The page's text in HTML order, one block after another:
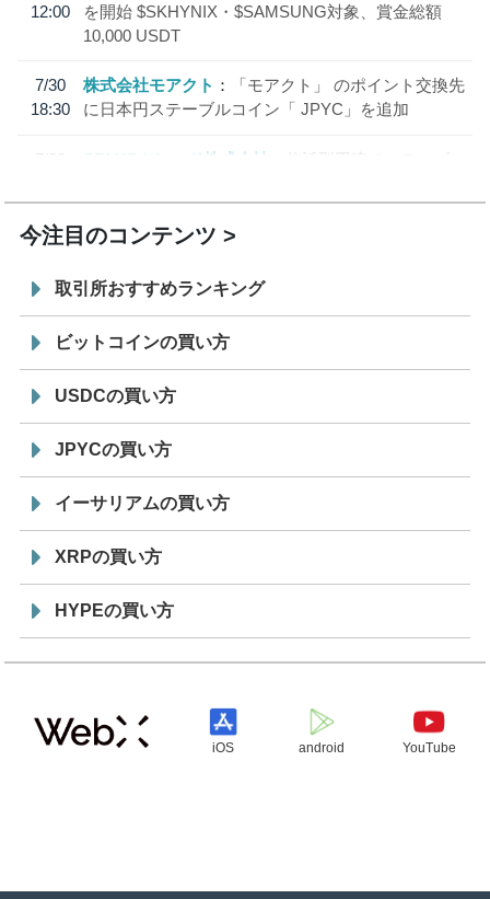
12:00
を開始 $SKHYNIX・$SAMSUNG対象、賞金総額
10,000 USDT
7/30
18:30
株式会社モアクト
「モアクト」 のポイント交換先
に日本円ステーブルコイン「 JPYC」を追加
7/29
SBI VCトレード株式会社
信託型円建てステーブル
今注目のコンテンツ
取引所おすすめランキング
ビットコインの買い方
USDCの買い方
JPYCの買い方
イーサリアムの買い方
XRPの買い方
HYPEの買い方
iOS android YouTube